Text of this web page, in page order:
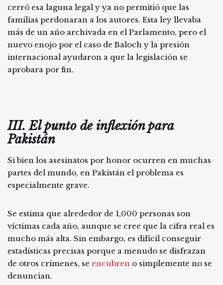
cerró esa laguna legal y ya no permitió que las
familias perdonaran a los autores. Esta ley llevaba
más de un año archivada en el Parlamento, pero el
nuevo enojo por el caso de Baloch y la presión
internacional ayudaron a que la legislación se
aprobara por fin.
III. El punto de inflexión para
Pakistán
Si bien los asesinatos por honor ocurren en muchas
partes del mundo, en Pakistán el problema es
especialmente grave.
Se estima que alrededor de 1,000 personas son
víctimas cada año, aunque se cree que la cifra real es
mucho más alta. Sin embargo, es difícil conseguir
estadísticas precisas porque a menudo se disfrazan
de otros crímenes, se encubren o simplemente no se
denuncian.